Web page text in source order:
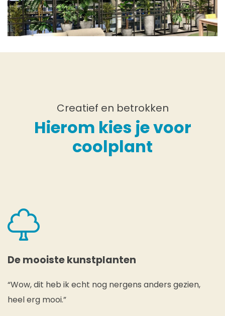
Creatief en betrokken
Hierom kies je voor
coolplant
De mooiste kunstplanten
“Wow, dit heb ik echt nog nergens anders gezien,
heel erg mooi.”